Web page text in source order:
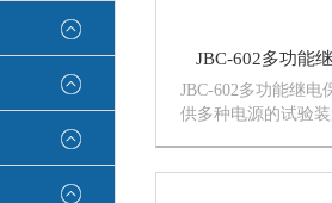
JBC-602多功能
JBC-602多功能继电
供多种电源的试验